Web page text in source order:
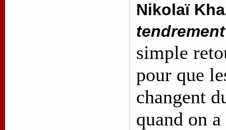
Nikolaï
tendrement
simple
pour que
changent
quand on